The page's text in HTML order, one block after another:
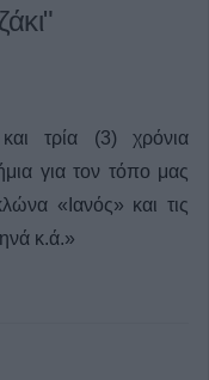
τρία (3) χρόνια
για τον τόπο μας
«Ιανός» και τις
κ.ά.»